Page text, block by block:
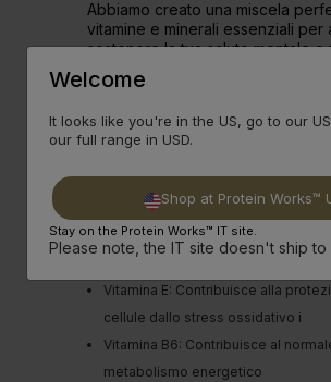
Abbiamo creato una miscela
vitamine e minerali essenziali per
sostenere la tua salute mentale e
stanchezza e della fatica
funzionamento del sistema
Vitamina D: Contribuisce al
delle ossa, delle funzioni muscolari
Vitamina E: Contribuisce alla
cellule dallo stress ossidativo i
Vitamina B6: Contribuisce al
metabolismo energetico
Welcome
It looks like you're in the US, go to our
our full range in USD.
Shop at Protein Works™
Stay on the Protein Works™ IT site.
Please note, the IT site doesn't ship to